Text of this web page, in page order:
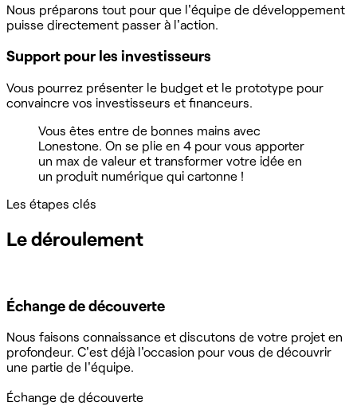
Nous préparons tout pour que l'équipe de développement
puisse directement passer à l'action.
Support pour les investisseurs
Vous pourrez présenter le budget et le prototype pour
convaincre vos investisseurs et financeurs.
Vous êtes entre de bonnes mains avec
Lonestone. On se plie en 4 pour vous apporter
un max de valeur et transformer votre idée en
un produit numérique qui cartonne !
Les étapes clés
Le déroulement
Échange de découverte
Nous faisons connaissance et discutons de votre projet en
profondeur. C'est déjà l'occasion pour vous de découvrir
une partie de l'équipe.
Échange de découverte